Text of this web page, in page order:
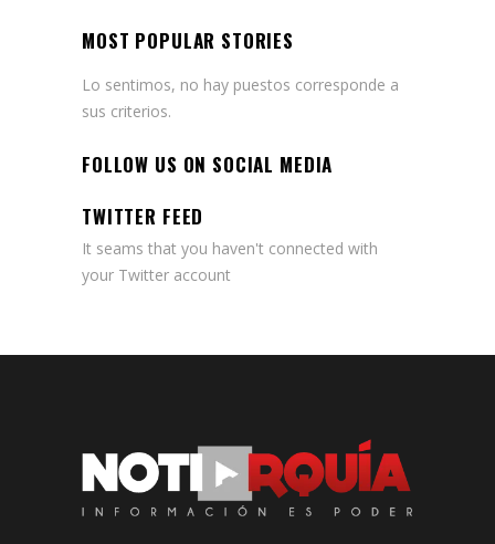
MOST POPULAR STORIES
Lo sentimos, no hay puestos corresponde a
sus criterios.
FOLLOW US ON SOCIAL MEDIA
TWITTER FEED
It seams that you haven't connected with
your Twitter account